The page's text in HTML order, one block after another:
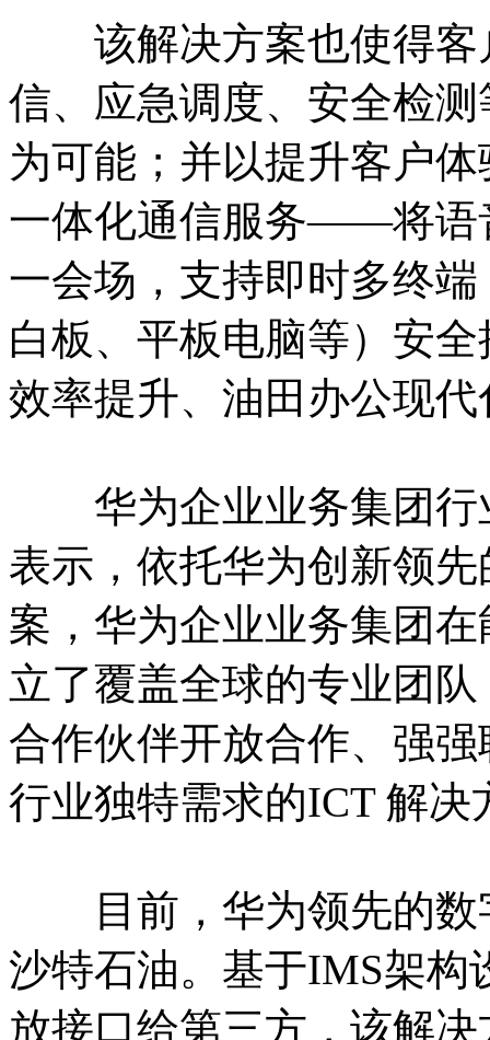
该解决方案也使得客
信、应急调度、安全检
为可能；并以提升客户
一体化通信服务——将语
一会场，支持即时多终
白板、平板电脑等）安
效率提升、油田办公现
华为企业业务集团行
表示，依托华为创新领
案，华为企业业务集团
立了覆盖全球的专业团
合作伙伴开放合作、强
行业独特需求的ICT 解决
目前，华为领先的数
沙特石油。基于IMS架构
放接口给第三方，该解